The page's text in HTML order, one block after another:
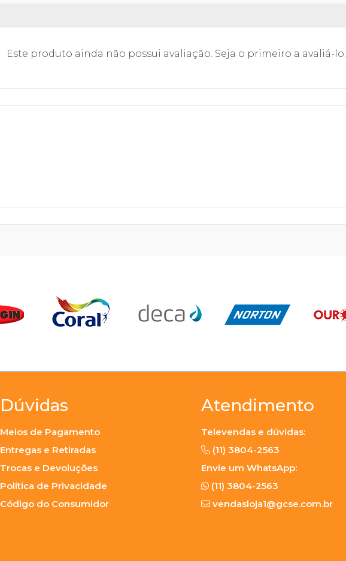
Este produto ainda não possui avaliação. Seja o primeiro a avaliá-lo.
Dúvidas
Meios de Pagamento
Entregas e Retiradas
Trocas e Devoluções
Política de Privacidade
Código do Consumidor
Atendimento
Televendas e dúvidas:
(11) 3804-2563
Envie um WhatsApp:
(11) 3804-2563
vendasloja1@gcse.com.br